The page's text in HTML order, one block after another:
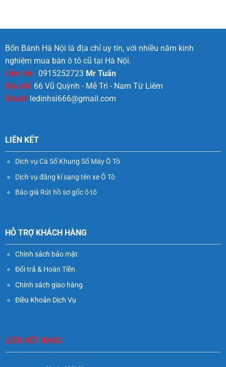
Bốn Bánh Hà Nội là địa chỉ uy tín, với nhiều năm kinh
nghiệm mua bán ô tô cũ tại Hà Nội.
Liên hệ : 0915252723 Mr Tuấn
Địa chỉ: 66 Vũ Quỳnh - Mễ Trì - Nam Từ Liêm
Email: ledinhsi666@gmail.com
LIÊN KẾT
Dịch vụ Cà Số Khung Số Máy Ô Tô
Dịch vụ đăng kí sang tên xe Ô Tô
Báo giá Rút hồ sơ gốc ô tô
HỖ TRỢ KHÁCH HÀNG
Chính sách bảo mật
Đổi trả & Hoàn Tiền
Chính sách giao hàng
Điều Khoản Dịch Vụ
LIÊN KẾT KHÁC